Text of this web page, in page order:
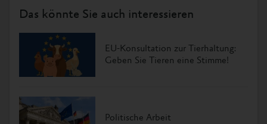
Das könnte Sie auch interessieren
EU-Konsultation zur Tierhaltung:
Geben Sie Tieren eine Stimme!
Politische Arbeit